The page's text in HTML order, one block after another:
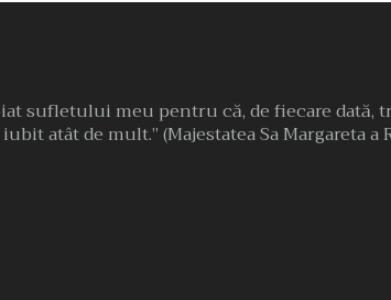
sufletului meu pentru că, de fiecare
atât de mult.” (Majestatea Sa Margareta a